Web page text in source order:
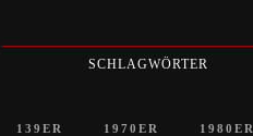
SCHLAGWÖRTER
139ER 1970ER 1980ER